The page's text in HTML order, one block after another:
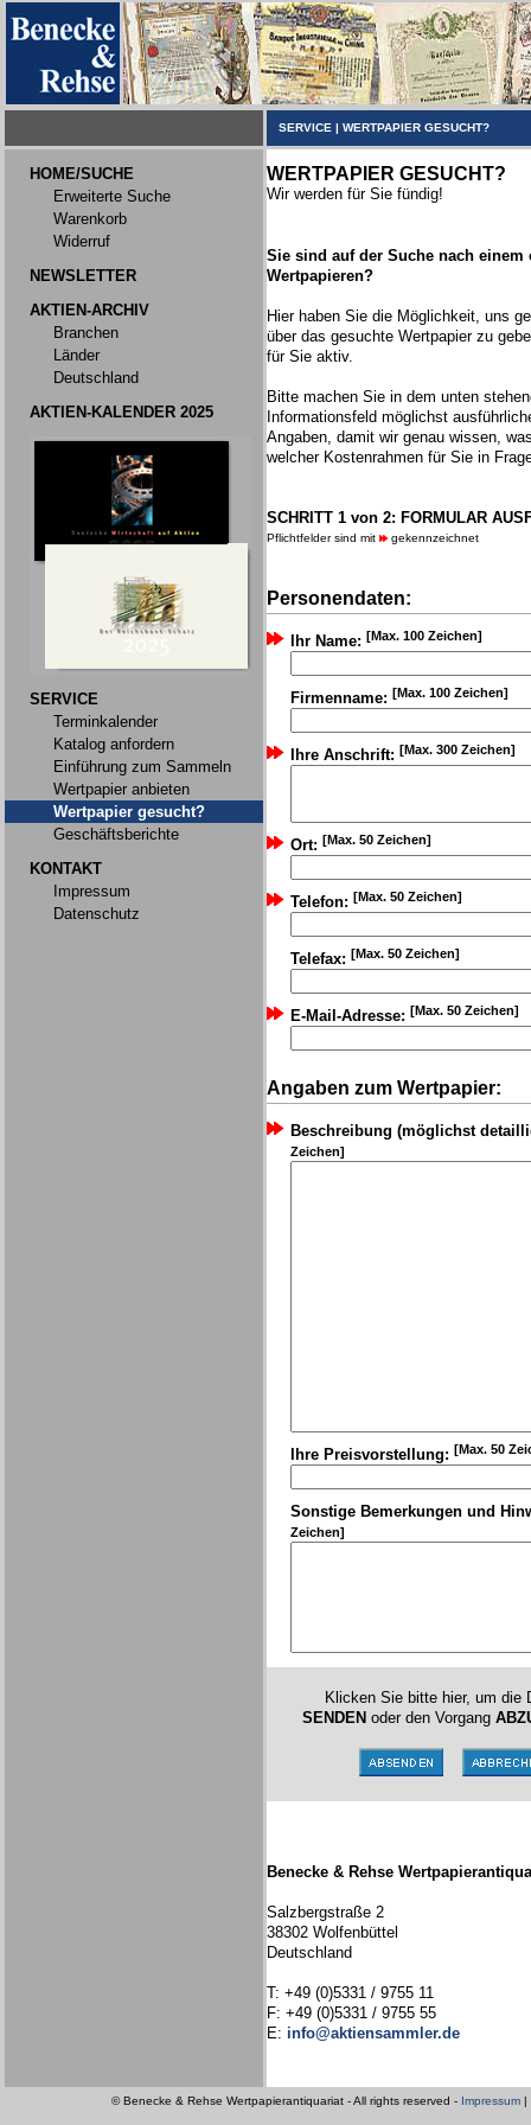
SERVICE | WERTPAPIER GESUCHT?
HOME/SUCHE
Erweiterte Suche
Warenkorb
Widerruf
NEWSLETTER
AKTIEN-ARCHIV
Branchen
Länder
Deutschland
AKTIEN-KALENDER 2025
SERVICE
Terminkalender
Katalog anfordern
Einführung zum Sammeln
Wertpapier anbieten
Wertpapier gesucht?
Geschäftsberichte
KONTAKT
Impressum
Datenschutz
WERTPAPIER GESUCHT?
Wir werden für Sie fündig!
Sie sind auf der Suche nach einem
Wertpapieren?
Hier haben Sie die Möglichkeit, uns
über das gesuchte Wertpapier zu
für Sie aktiv.
Bitte machen Sie in dem unten
Informationsfeld möglichst
Angaben, damit wir genau wissen,
welcher Kostenrahmen für Sie in
SCHRITT 1 von 2: FORMULAR
Pflichtfelder sind mit gekennzeichnet
Personendaten:
Ihr Name: [Max. 100 Zeichen]
Firmenname: [Max. 100 Zeichen]
Ihre Anschrift: [Max. 300 Zeichen]
Ort: [Max. 50 Zeichen]
Telefon: [Max. 50 Zeichen]
Telefax: [Max. 50 Zeichen]
E-Mail-Adresse: [Max. 50 Zeichen]
Angaben zum Wertpapier:
Beschreibung (möglichst
Zeichen]
Ihre Preisvorstellung: [Max. 50
Sonstige Bemerkungen und
Zeichen]
Klicken Sie bitte hier, um die
SENDEN oder den Vorgang
Benecke & Rehse
Salzbergstraße 2
38302 Wolfenbüttel
Deutschland
T: +49 (0)5331 / 9755 11
F: +49 (0)5331 / 9755 55
E: info@aktiensammler.de
© Benecke & Rehse Wertpapierantiquariat - All rights reserved - Impressum |